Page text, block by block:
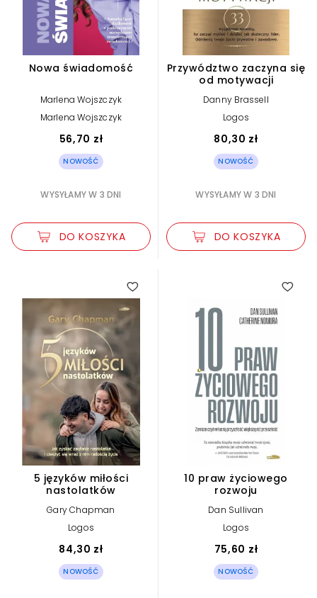
Nowa świadomość
Marlena Wojszczyk
Marlena Wojszczyk
56,70 zł
NOWOŚĆ
WYSYŁAMY W 3 DNI
DO KOSZYKA
Przywództwo zaczyna się
od motywacji
Danny Brassell
Logos
80,30 zł
NOWOŚĆ
WYSYŁAMY W 3 DNI
DO KOSZYKA
5 języków miłości
nastolatków
Gary Chapman
Logos
84,30 zł
NOWOŚĆ
10 praw życiowego
rozwoju
Dan Sullivan
Logos
75,60 zł
NOWOŚĆ